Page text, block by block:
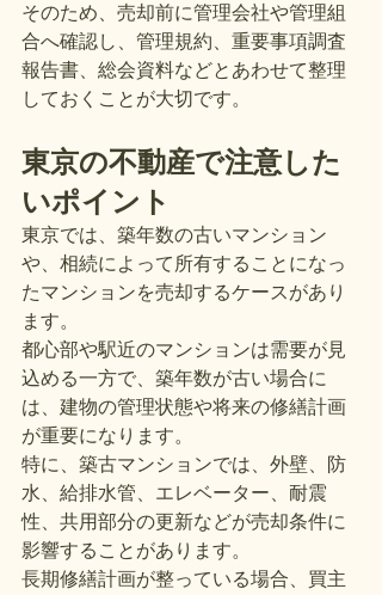
そのため、売却前に管理会社や管理組
合へ確認し、管理規約、重要事項調査
報告書、総会資料などとあわせて整理
しておくことが大切です。
東京の不動産で注意した
いポイント
東京では、築年数の古いマンション
や、相続によって所有することになっ
たマンションを売却するケースがあり
ます。
都心部や駅近のマンションは需要が見
込める一方で、築年数が古い場合に
は、建物の管理状態や将来の修繕計画
が重要になります。
特に、築古マンションでは、外壁、防
水、給排水管、エレベーター、耐震
性、共用部分の更新などが売却条件に
影響することがあります。
長期修繕計画が整っている場合、買主